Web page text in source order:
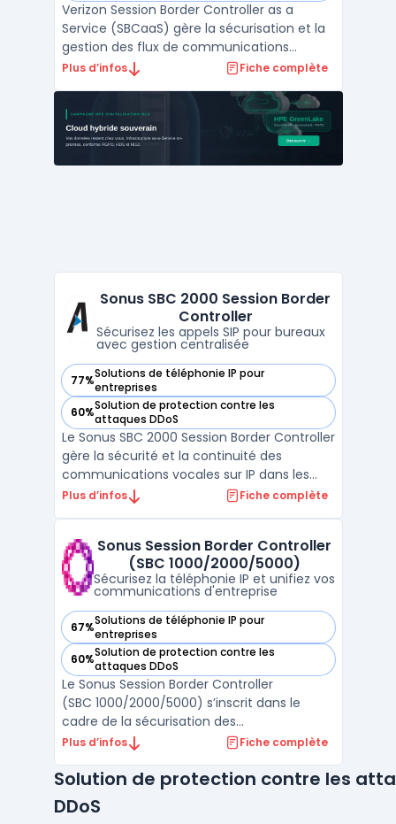
Verizon Session Border Controller as a
Service (SBCaaS) gère la sécurisation et la
gestion des flux de communications
vocales en entreprise via un déploiement
Ce service cible les organisations ayant
besoin de Session Border Controller cloud
pour remplacer ...
Plus d’infos Fiche complète
Sonus SBC 2000 Session Border
Controller
Sécurisez les appels SIP pour bureaux
avec gestion centralisée
77%Solutions de téléphonie IP pour
entreprises
— voir Sonus SBC 2000 Session Border Controller dans
60%Solution de protection contre les
attaques DDoS
— voir Sonus SBC 2000 Session Border Controller dans
Le Sonus SBC 2000 Session Border Controller
gère la sécurité et la continuité des
communications vocales sur IP dans les
réseaux d’entreprise de taille intermédiaire.
infrastructure VoIP tout en maîtrisant les
coûts et en assur ...
Plus d’infos Fiche complète
Sonus Session Border Controller
(SBC 1000/2000/5000)
Sécurisez la téléphonie IP et unifiez vos
communications d'entreprise
67%Solutions de téléphonie IP pour
entreprises
— voir Sonus Session Border Controller (SBC 1000/2000/
60%Solution de protection contre les
attaques DDoS
— voir Sonus Session Border Controller (SBC 1000/2000/
Le Sonus Session Border Controller
(SBC 1000/2000/5000) s’inscrit dans le
cadre de la sécurisation des
communications voix et vidéo en
Il prend en charge la transition des
systèmes de téléphonie classiques vers des
plateformes comme Microsoft Teams,
Plus d’infos Fiche complète
Solution de protection contre les
DDoS